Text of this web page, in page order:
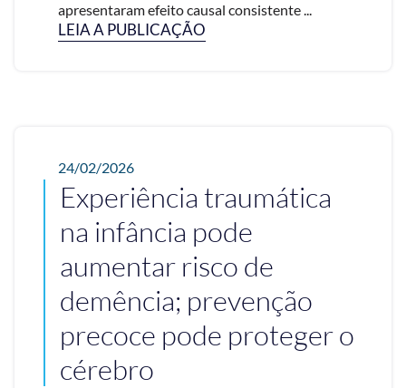
apresentaram efeito causal consistente ...
LEIA A PUBLICAÇÃO
24/02/2026
Experiência traumática
na infância pode
aumentar risco de
demência; prevenção
precoce pode proteger o
cérebro